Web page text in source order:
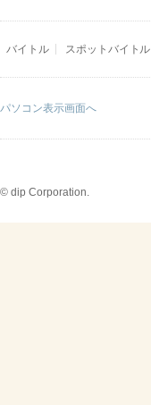
バイトル スポットバイトル
パソコン表示画面へ
© dip Corporation.